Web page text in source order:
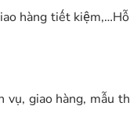
hàng tiết
giao hàng, mẫu